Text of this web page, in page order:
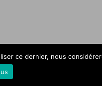
ce dernier, nous